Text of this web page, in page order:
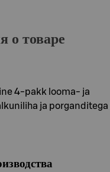
о товаре
4-pakk looma- ja
ja porganditega